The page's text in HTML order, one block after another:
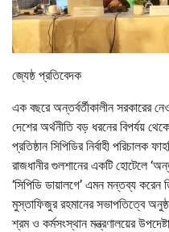
জ্যেষ্ঠ প্রতিবেদক
এক বছরে অন্তর্বর্তীকালীন সরকারের
দেশের অর্থনীতি বড় ধরনের বিপর্যয়
প্রতিষ্ঠান সিপিডির নির্বাহী পরিচালক
রাজধানীর গুলশানের একটি হোটেলে
‘সিপিডি ডায়ালগে’ এমন মন্তব্য করেন
মুস্তাফিজুর রহমানের সভাপতিত্বে
শ্রম ও কর্মসংস্থান মন্ত্রণালয়ের